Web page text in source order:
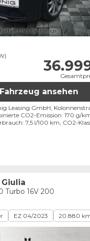
des Fahrzeugs
Fahrzeug ansehen
Leasing GmbH,
CO2-Emission: 170 g/
7,5 l/100 km, CO2-
Turbo 16V 200
EZ 04/2023 20.880